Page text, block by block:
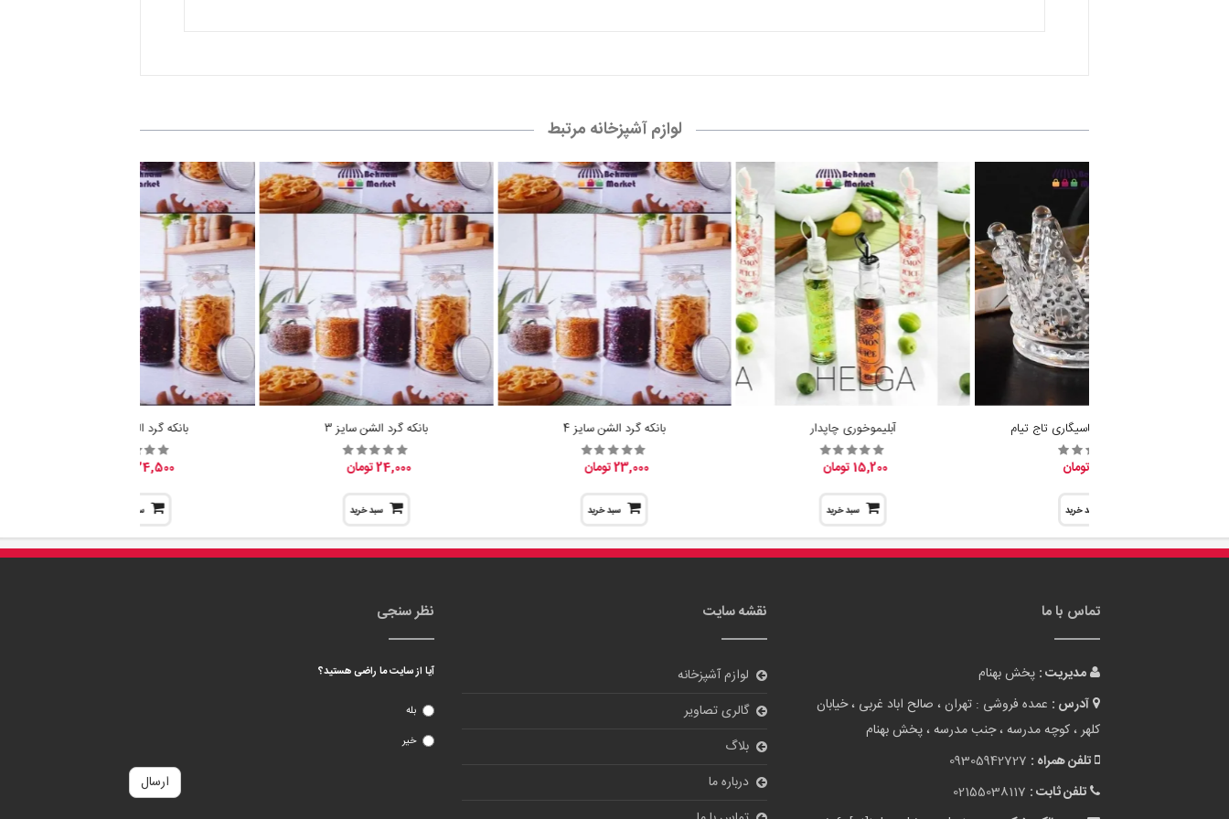
جا شمع وارمر و جاسیگاری تاج تیام
سبد خرید
آبلیموخوری چاپدار
15,200 تومان
سبد خرید
بانکه گرد الشن سایز 4
سبد خرید
بانکه گرد الشن سایز 3
سبد خرید
بانکه گرد الشن سایز 2
سبد خرید
تماس با ما
مدیریت :
آدرس :
عمده فروشی : تهران ، صالح اباد غربی ، خیابان
کلهر ، کوچه مدرسه ، جنب مدرسه ، پخش بهنام
تلفن همراه :09305942727
تلفن ثابت :02155038117
وب سایت :
نقشه سایت
درباره ما
نظر سنجی
آیا از سایت ما راضی هستید؟
خیر
ارسال